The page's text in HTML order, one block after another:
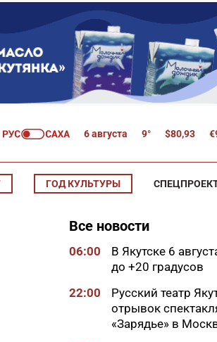
6 августа 9° $80,93 €
ГОД КУЛЬТУРЫ
Все новости
06:00
В Якутске 6
до +20 градусов
22:00
Русский театр
отрывок
«Зарядье» в